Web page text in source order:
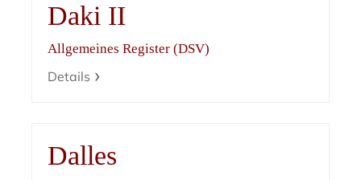
Daki II
Allgemeines Register (DSV)
Details
Dalles